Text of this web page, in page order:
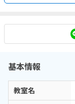
基本情報
教室名